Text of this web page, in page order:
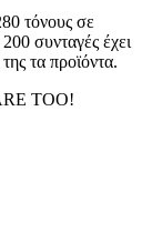
τόνους σε
συνταγές έχει
τα προϊόντα.
TOO!